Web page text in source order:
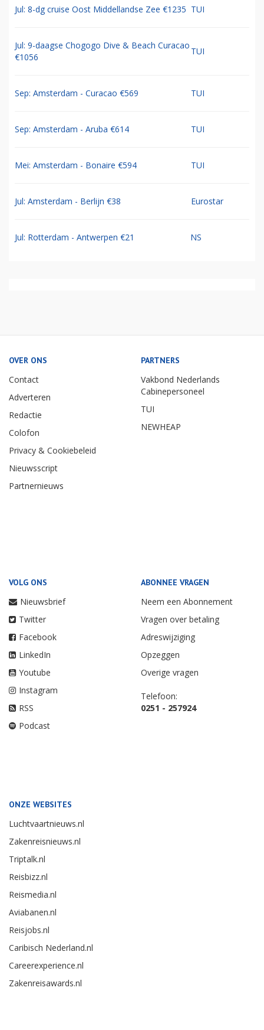
Jul: 8-dg cruise Oost Middellandse Zee €1235 TUI
Jul: 9-daagse Chogogo Dive & Beach Curacao
€1056
TUI
Sep: Amsterdam - Curacao €569 TUI
Sep: Amsterdam - Aruba €614 TUI
Mei: Amsterdam - Bonaire €594 TUI
Jul: Amsterdam - Berlijn €38 Eurostar
Jul: Rotterdam - Antwerpen €21 NS
OVER ONS
Contact
Adverteren
Redactie
Colofon
Privacy & Cookiebeleid
Nieuwsscript
Partnernieuws
PARTNERS
Vakbond Nederlands
Cabinepersoneel
TUI
NEWHEAP
VOLG ONS
Nieuwsbrief
Twitter
Facebook
LinkedIn
Youtube
Instagram
RSS
Podcast
ABONNEE VRAGEN
Neem een Abonnement
Vragen over betaling
Adreswijziging
Opzeggen
Overige vragen
Telefoon:
0251 - 257924
ONZE WEBSITES
Luchtvaartnieuws.nl
Zakenreisnieuws.nl
Triptalk.nl
Reisbizz.nl
Reismedia.nl
Aviabanen.nl
Reisjobs.nl
Caribisch Nederland.nl
Careerexperience.nl
Zakenreisawards.nl